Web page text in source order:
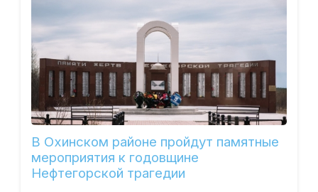
В Охинском районе пройдут памятные
мероприятия к годовщине
Нефтегорской трагедии